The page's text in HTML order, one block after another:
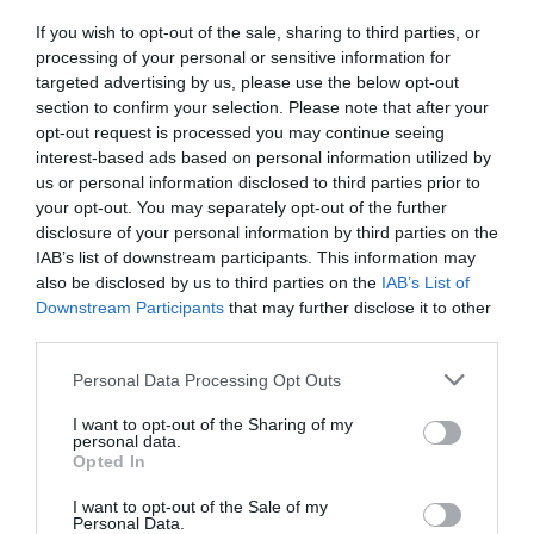
If you wish to opt-out of the sale, sharing to third parties, or
processing of your personal or sensitive information for
targeted advertising by us, please use the below opt-out
section to confirm your selection. Please note that after your
opt-out request is processed you may continue seeing
interest-based ads based on personal information utilized by
us or personal information disclosed to third parties prior to
your opt-out. You may separately opt-out of the further
disclosure of your personal information by third parties on the
IAB’s list of downstream participants. This information may
also be disclosed by us to third parties on the IAB’s List of
Downstream Participants that may further disclose it to other
Personal Data Processing Opt Outs
I want to opt-out of the Sharing of my
personal data.
Opted In
I want to opt-out of the Sale of my
Personal Data.
agráriumot kiszolgáló vállalkozások – inputgyártók,
integrátorok, gépforgalmazók, finanszírozási és egyéb
szolgáltatók – számára. A konferencia a tartalmas
programkínálaton túl alkalmat teremt a szakmai
kapcsolatépítésre, a networkingre és az üzleti
tárgyalásokra, a színvonalas szakmai előadások és
kerekasztal-beszélgetések mellett pedig szórakoztató
műsorral járul hozzá a résztvevők feltöltődéséhez és
kikapcsolódásához. A Portfolio Csoport az Agrárszektor
Konferencián adja át tizenegy kategóriában azokat az
eredményeinek elismeréséül szolgálnak. A díjakat az
agrárium legmeghatározóbb személyeségeiből áll szakmai
zsűri ítéli oda az ágazati szereplők benyújtott pályázatai
órában kommunikálunk, ügyeket intézünk. Ám most a
digitális világot, a belső működést és az ügyfél front-
endeket is feje tetejére állítja az AI-forradalom, és az
agentic AI trend. Az önállóan cselekedni képes AI-
ügynökök, illetve az egyes üzleti, compliance és
adminisztratív folyamatokat támogató AI-eszközök és
vállalti megoldások korábban elképzelhetetlen sebességet
és rendkívüli hatékonyságbeli fejlődési lehetőséget adnak a
cégeknek. MIt kezdünk a megnyert munkaórákkal és a
megspórolt munkaerővel? A core bizniszt is felforgatja a
többek között ezekre a kérdésekre is válaszokat keresünk
és adunk!
DEEP TECH 2026
2026. november 18. Radisson Blu Béke Hotel
azon, ki képes létrehozni, legyártani és birtokolni azokat a
technológiákat, amelyek nélkül mások sem tudnak majd
működni. Egy új akkumulátor, amely tovább tárolja az
energiát. Egy anyag, amely könnyebb, erősebb vagy
olcsóbban előállítható a korábbiaknál. Egy gyógyszer vagy
RÉSZLETEK & JEGYEK